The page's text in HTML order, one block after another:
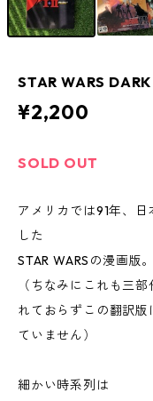
STAR WARS
¥2,200
SOLD OUT
アメリカでは91年、
した
STAR WARSの漫画版。
（ちなみにこれも三
れておらずこの翻訳
ていません）
細かい時系列は